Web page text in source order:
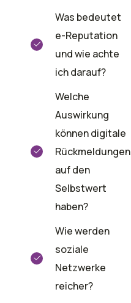
Was bedeutet
e-Reputation
und wie achte
ich darauf?
Welche
Auswirkung
können digitale
Rückmeldungen
auf den
Selbstwert
haben?
Wie werden
soziale
Netzwerke
reicher?